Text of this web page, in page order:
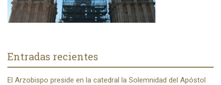
Entradas recientes
El Arzobispo preside en la catedral la Solemnidad del Apóstol